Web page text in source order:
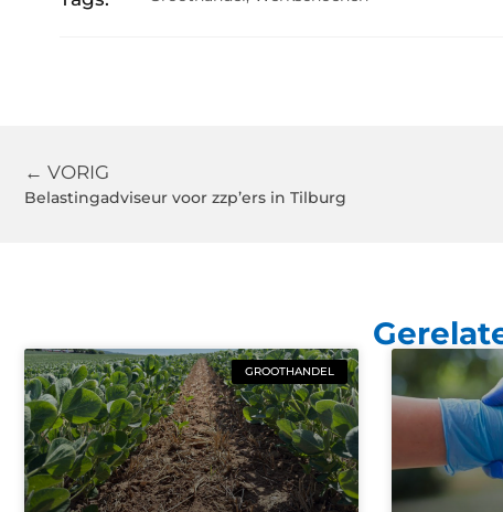
← VORIG
Belastingadviseur voor zzp’ers in Tilburg
GROOTHANDEL